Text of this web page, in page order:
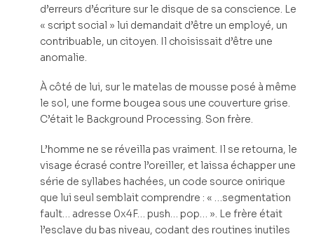
d’erreurs d’écriture sur le disque de sa conscience. Le
« script social » lui demandait d’être un employé, un
contribuable, un citoyen. Il choisissait d’être une
anomalie.
À côté de lui, sur le matelas de mousse posé à même
le sol, une forme bougea sous une couverture grise.
C’était le Background Processing. Son frère.
L’homme ne se réveilla pas vraiment. Il se retourna, le
visage écrasé contre l’oreiller, et laissa échapper une
série de syllabes hachées, un code source onirique
que lui seul semblait comprendre : « …segmentation
fault… adresse 0x4F… push… pop… ». Le frère était
l’esclave du bas niveau, codant des routines inutiles